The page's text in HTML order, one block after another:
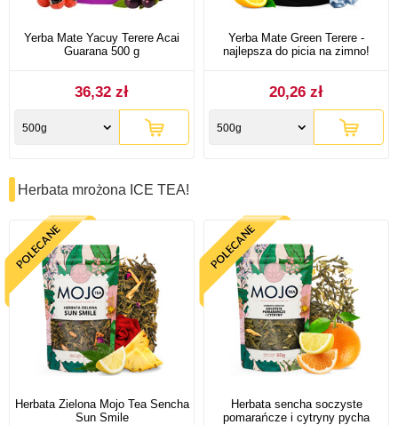
Yerba Mate Yacuy Terere Acai
Guarana 500 g
36,32 zł
500g
Yerba Mate Green Terere -
najlepsza do picia na zimno!
20,26 zł
500g
Herbata mrożona ICE TEA!
Herbata Zielona Mojo Tea Sencha
Sun Smile
Herbata sencha soczyste
pomarańcze i cytryny pycha